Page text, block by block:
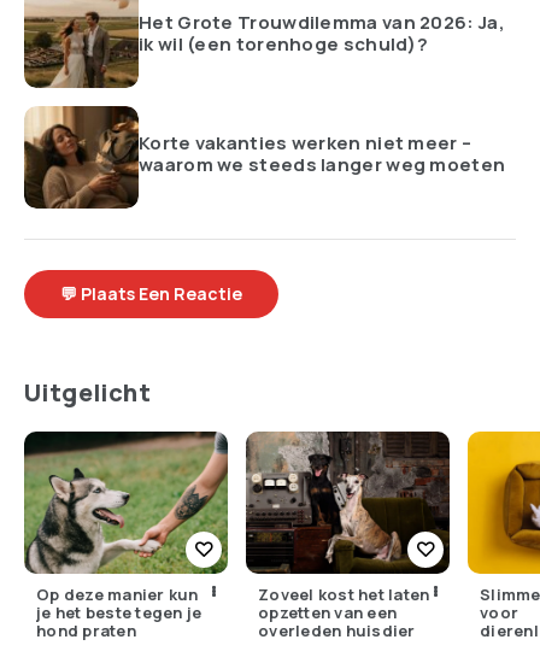
Het Grote Trouwdilemma van 2026: Ja,
ik wil (een torenhoge schuld)?
Korte vakanties werken niet meer –
waarom we steeds langer weg moeten
💬 Plaats Een Reactie
Uitgelicht
Op deze manier kun
je het beste tegen je
hond praten
Zoveel kost het laten
opzetten van een
overleden huisdier
voor